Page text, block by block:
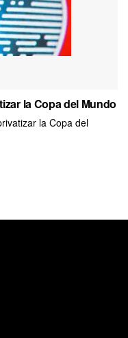
la Copa del Mundo
la Copa del